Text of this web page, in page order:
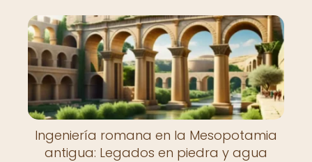
Ingeniería romana en la Mesopotamia
antigua: Legados en piedra y agua